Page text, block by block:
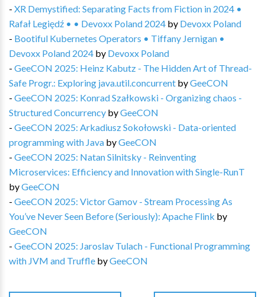
- XR Demystified: Separating Facts from Fiction in 2024 •
Rafał Legiędź • • Devoxx Poland 2024 by Devoxx Poland
- Bootiful Kubernetes Operators • Tiffany Jernigan •
Devoxx Poland 2024 by Devoxx Poland
- GeeCON 2025: Heinz Kabutz - The Hidden Art of Thread-
Safe Progr.: Exploring java.util.concurrent byGeeCON
- GeeCON 2025: Konrad Szałkowski - Organizing chaos -
Structured Concurrency byGeeCON
- GeeCON 2025: Arkadiusz Sokołowski - Data-oriented
programming with Java byGeeCON
- GeeCON 2025: Natan Silnitsky - Reinventing
Microservices: Efficiency and Innovation with Single-RunT
byGeeCON
- GeeCON 2025: Victor Gamov - Stream Processing As
You’ve Never Seen Before (Seriously): Apache Flink by
GeeCON
- GeeCON 2025: Jaroslav Tulach - Functional Programming
with JVM and Truffle byGeeCON